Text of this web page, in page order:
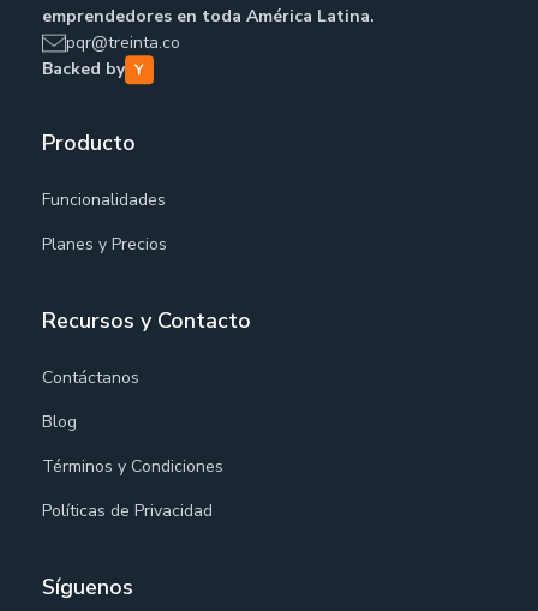
emprendedores en toda América Latina.
pqr@treinta.co
Backed by
Producto
Funcionalidades
Planes y Precios
Recursos y Contacto
Contáctanos
Blog
Términos y Condiciones
Políticas de Privacidad
Síguenos